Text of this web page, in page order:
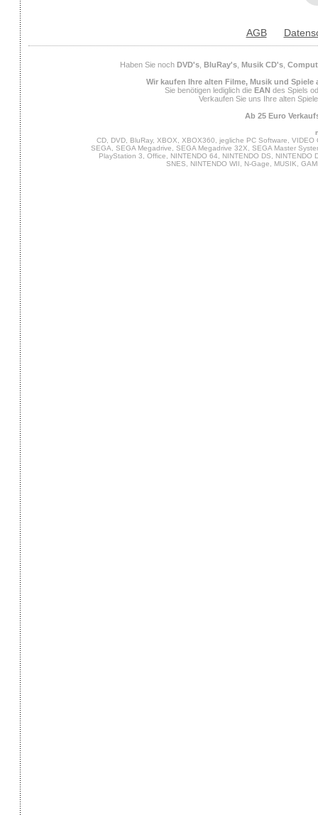
AGB
Haben Sie noch DVD's, BluRay's, Musik CD's,
Wir kaufen Ihre alten Filme, Musik und Spiele
Sie benötigen lediglich die EAN des Spiels
Verkaufen Sie uns Ihre alten
Ab 25 Euro
CD, DVD, BluRay, XBOX, XBOX360, jegliche PC Software,
SEGA, SEGA Megadrive, SEGA Megadrive 32X, SEGA Master
PlayStation 3, Office, NINTENDO 64, NINTENDO DS,
SNES, NINTENDO WII, N-Gage, MUSIK,